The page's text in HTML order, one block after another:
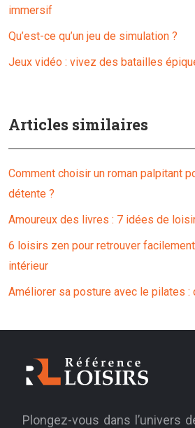
immersif
Qu’est-ce qu’un jeu de simulation ?
Jeux vidéo : vivez des batailles
Articles similaires
Comment choisir un roman palpitant
détente ?
Amoureux des livres : 7 idées de
6 loisirs zen pour retrouver
intérieur
Améliorer sa posture avec le pilates :
Plongez-vous dans l’univers